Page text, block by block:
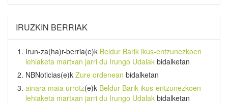
IRUZKIN BERRIAK
Irun-za(ha)r-berria(e)k Beldur Barik ikus-entzunezkoen
lehiaketa martxan jarri du Irungo Udalak bidalketan
NBNoticias(e)k Zure ordenean bidalketan
ainara maia urrotz(e)k Beldur Barik ikus-entzunezkoen
lehiaketa martxan jarri du Irungo Udalak bidalketan